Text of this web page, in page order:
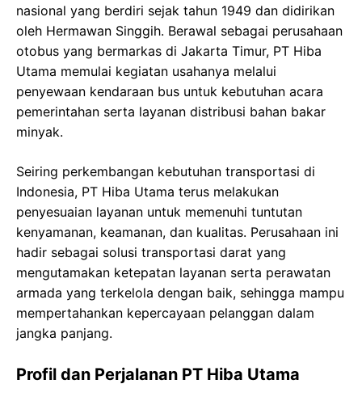
nasional yang berdiri sejak tahun 1949 dan didirikan
oleh Hermawan Singgih. Berawal sebagai perusahaan
otobus yang bermarkas di Jakarta Timur, PT Hiba
Utama memulai kegiatan usahanya melalui
penyewaan kendaraan bus untuk kebutuhan acara
pemerintahan serta layanan distribusi bahan bakar
minyak.
Seiring perkembangan kebutuhan transportasi di
Indonesia, PT Hiba Utama terus melakukan
penyesuaian layanan untuk memenuhi tuntutan
kenyamanan, keamanan, dan kualitas. Perusahaan ini
hadir sebagai solusi transportasi darat yang
mengutamakan ketepatan layanan serta perawatan
armada yang terkelola dengan baik, sehingga mampu
mempertahankan kepercayaan pelanggan dalam
jangka panjang.
Profil dan Perjalanan PT Hiba Utama